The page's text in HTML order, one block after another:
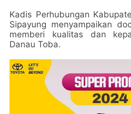
Kadis Perhubungan
Sipayung menyampaikan
memberi kualitas dan
Danau Toba.